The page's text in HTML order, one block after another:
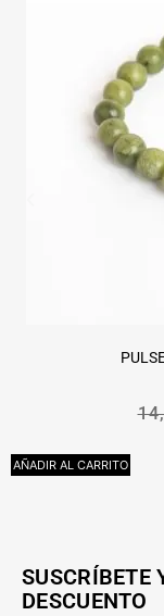
AÑADIR AL CARRITO
SUSCRÍBETE
DESCUENTO